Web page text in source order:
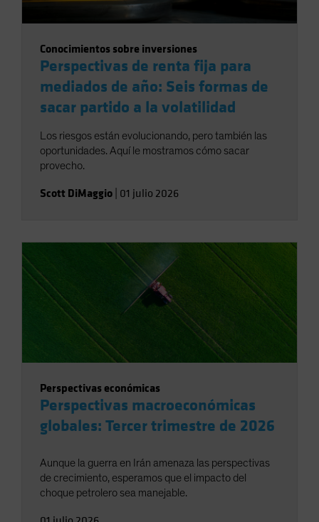
Conocimientos sobre inversiones
Perspectivas de renta fija para
mediados de año: Seis formas de
sacar partido a la volatilidad
Los riesgos están evolucionando, pero también las
oportunidades. Aquí le mostramos cómo sacar
provecho.
Scott DiMaggio 01 julio 2026
Perspectivas económicas
Perspectivas macroeconómicas
globales: Tercer trimestre de 2026
Aunque la guerra en Irán amenaza las perspectivas
de crecimiento, esperamos que el impacto del
choque petrolero sea manejable.